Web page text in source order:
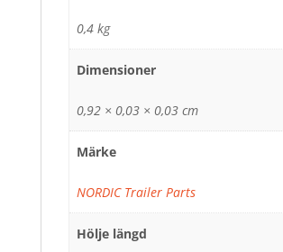
0,4 kg
Dimensioner
0,92 × 0,03 × 0,03 cm
Märke
NORDIC Trailer Parts
Hölje längd